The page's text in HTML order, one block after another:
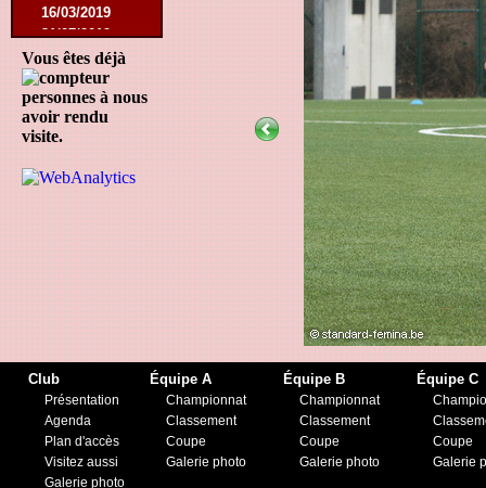
16/03/2019
31/07/2019
09/11/2019
23/11/2019
Vous êtes déjà
personnes à nous
avoir rendu
visite.
Club
Présentation
Agenda
Plan d'accès
Visitez aussi
Galerie photo
Équipe A
Championnat
Classement
Coupe
Galerie photo
Équipe B
Championnat
Classement
Coupe
Galerie photo
Équipe C
Coupe
Galerie